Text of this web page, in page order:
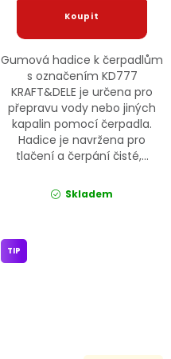
Gumová hadice k čerpadlům
s označením KD777
KRAFT&DELE je určena pro
přepravu vody nebo jiných
kapalin pomocí čerpadla.
Hadice je navržena pro
tlačení a čerpání čisté,...
Skladem
TIP